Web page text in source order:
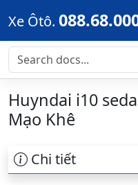
Skip to main content
Xe Ôtô.
Huyndai i10
Mạo Khê
Chi tiết